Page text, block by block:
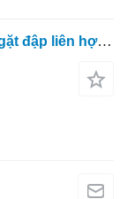
Sàng máy gặt liên hợp dành cho máy gặt đập liên hợp Massey Ferguson 7278